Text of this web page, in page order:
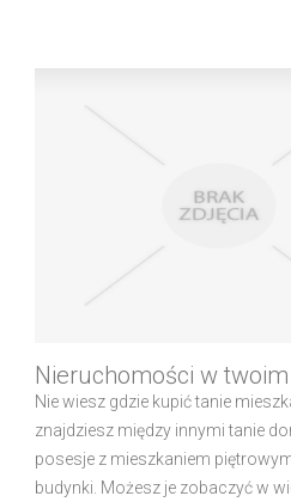
Nieruchomości w
Nie wiesz gdzie kupić tanie
znajdziesz między innymi tanie
posesje z mieszkaniem
budynki. Możesz je zobaczyć w